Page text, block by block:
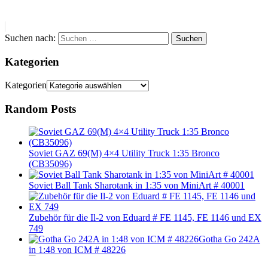
Suchen nach: Suchen
Kategorien
Kategorien
Random Posts
Soviet GAZ 69(M) 4×4 Utility Truck 1:35 Bronco
(CB35096)
Soviet Ball Tank Sharotank in 1:35 von MiniArt # 40001
Zubehör für die Il-2 von Eduard # FE 1145, FE 1146 und EX
749
Gotha Go 242A
in 1:48 von ICM # 48226